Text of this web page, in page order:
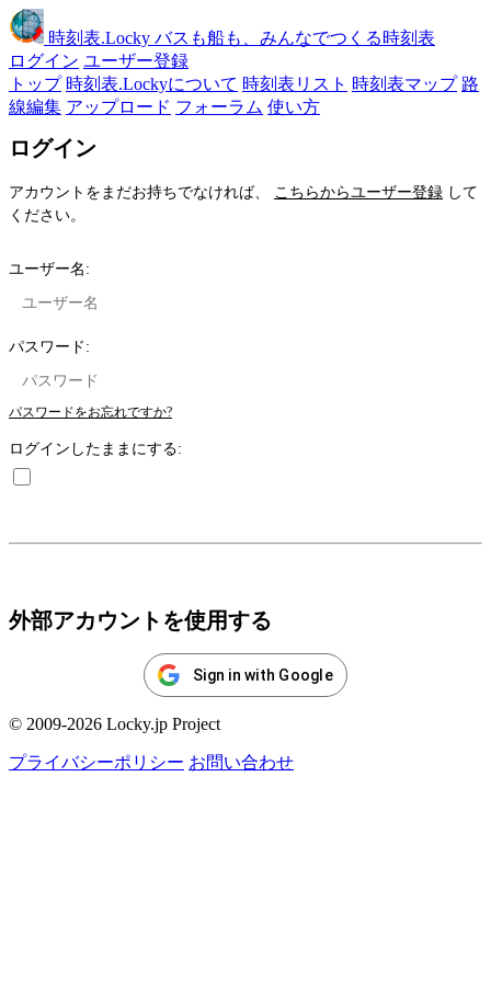
時刻表.Locky バスも船も、みんなでつくる時刻表
ログイン ユーザー登録
トップ 時刻表.Lockyについて 時刻表リスト 時刻表マップ 路
線編集 アップロード フォーラム 使い方
ログイン
アカウントをまだお持ちでなければ、 こちらからユーザー登録 して
ください。
ユーザー名:
パスワード:
パスワードをお忘れですか?
ログインしたままにする:
外部アカウントを使用する
Sign in with Google
© 2009-2026 Locky.jp Project
プライバシーポリシー お問い合わせ